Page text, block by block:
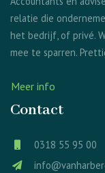
relatie die
het bedrijf, of privé.
mee te sparren.
Meer info
Contact
0318 55 95 00